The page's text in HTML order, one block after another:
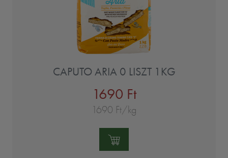
CAPUTO ARIA 0 LISZT 1KG
1690 Ft
1690 Ft/kg
Mennyiség: